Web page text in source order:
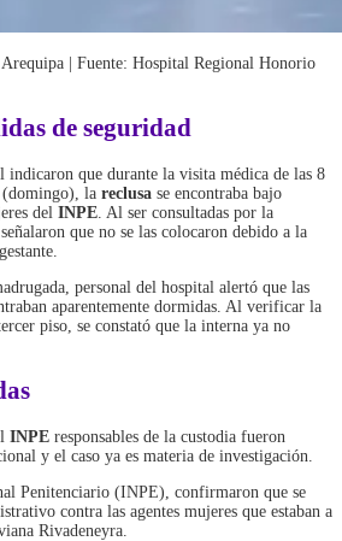
| Fuente: Hospital Regional Honorio
de seguridad
indicaron que durante la visita médica de las 8
(domingo), la reclusa se encontraba bajo
del INPE . Al ser consultadas por la
que no se las colocaron debido a la
personal del hospital alertó que las
aparentemente dormidas. Al verificar la
piso, se constató que la interna ya no
INPE responsables de la custodia fueron
y el caso ya es materia de investigación.
Penitenciario (INPE), confirmaron que se
contra las agentes mujeres que estaban a
Rivadeneyra.